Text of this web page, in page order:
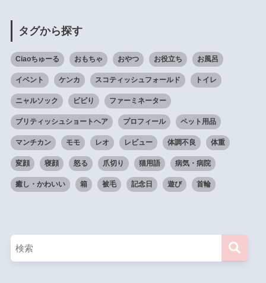
タグから探す
Ciaoちゅーる おもちゃ おやつ お役立ち お風呂
イベント ケンカ スコティッシュフォールド トイレ
ニャルソック ビビり ファーミネーター
ブリティッシュショートヘア プロフィール ペット用品
マンチカン モモ レオ レビュー 体調不良 体重
変顔 寝顔 怒る 爪切り 猫用語 病気・病院
癒し・かわいい 箱 被毛 記念日 遊び 首輪